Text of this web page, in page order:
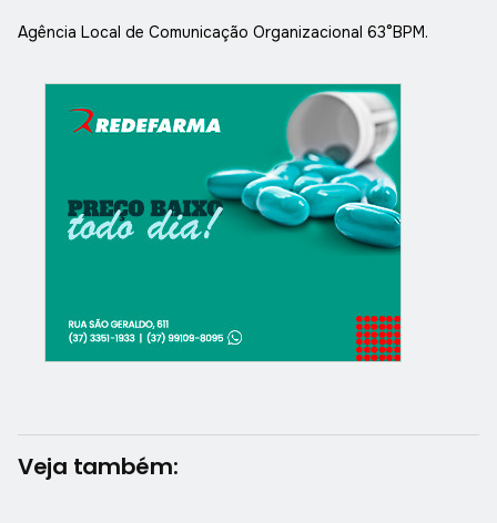
Agência Local de Comunicação Organizacional 63°BPM.
Veja também: